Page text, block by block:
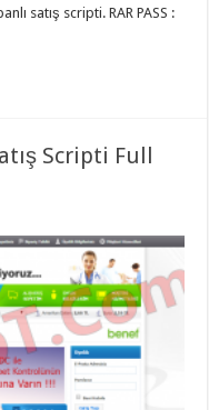
satış scripti. RAR PASS :
Scripti Full